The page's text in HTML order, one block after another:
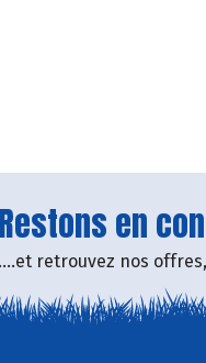
Restons en
....et retrouvez nos